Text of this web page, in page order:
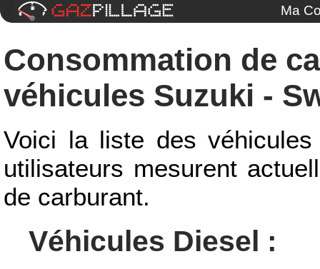
Ma
Consommation de
véhicules Suzuki -
Voici la liste des
utilisateurs mesurent
de carburant.
Véhicules Diesel :